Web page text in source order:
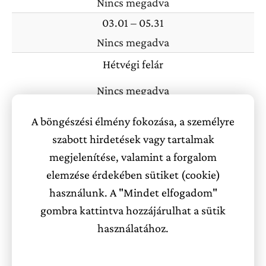
A böngészési élmény fokozása, a személyre
szabott hirdetések vagy tartalmak
megjelenítése, valamint a forgalom
elemzése érdekében sütiket (cookie)
használunk. A "Mindet elfogadom"
gombra kattintva hozzájárulhat a sütik
használatához.
bejelentkezéshez.
03.01 – 05.31
Nincs megadva
Hétvégi felár
Nincs megadva
Akciós ajánlatok
Ennél a szállásnál egyetlen akciós ajánlat sincs
Üzenet küldése a szállásadónak